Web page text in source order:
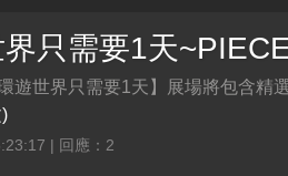
遊世界只需要1天】展場將包含
| 回應：2